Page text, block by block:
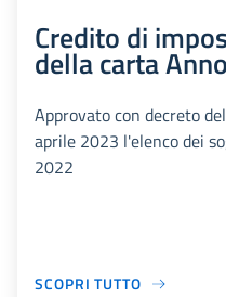
Credito di
della carta
Approvato con decreto
aprile 2023 l'elenco dei
2022
SCOPRI TUTTO